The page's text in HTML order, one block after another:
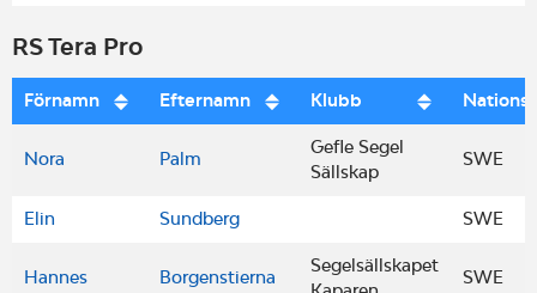
RS Tera Pro
Förnamn Efternamn Klubb
Nora Palm
Gefle Segel
Sällskap
SWE
Elin Sundberg SWE
Hannes Borgenstierna
Segelsällskapet
SWE